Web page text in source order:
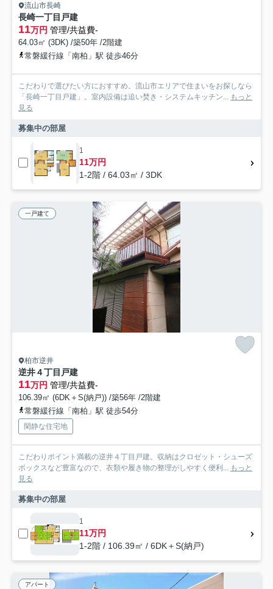
流山市長崎
長崎一丁目戸建
11万円 管理/共益費-
64.03㎡ (3DK) /築50年 /2階建
常磐緩行線「南柏」駅 徒歩46分
こだわりで選びたい方におすすめ。流山市エリアで住まいをお探しなら
「長崎一丁目戸建」。室内設備は追い焚き・システムキッチン...
もっと
見る
募集中の部屋
1
11万円
1-2階 / 64.03㎡ / 3DK
一戸建て
柏市逆井
逆井４丁目戸建
11万円 管理/共益費-
106.39㎡ (6DK＋S(納戸)) /築56年 /2階建
常磐緩行線「南柏」駅 徒歩54分
閑静な住宅地
こだわりポイント満載の逆井４丁目戸建。収納はクロゼット・シューズ
ボックスなど豊富なので、衣類や履き物の整理がしやすく便利...
もっと
見る
募集中の部屋
1
11万円
1-2階 / 106.39㎡ / 6DK＋S(納戸)
アパート